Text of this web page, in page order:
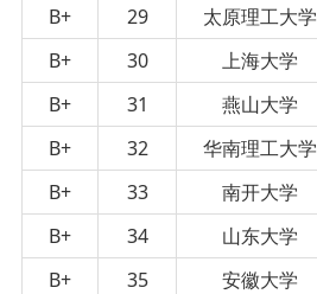
B+
29 太原理工大学
B+
30 上海大学
B+
31 燕山大学
B+
32 华南理工大学
B+
33 南开大学
B+
34 山东大学
B+
35 安徽大学